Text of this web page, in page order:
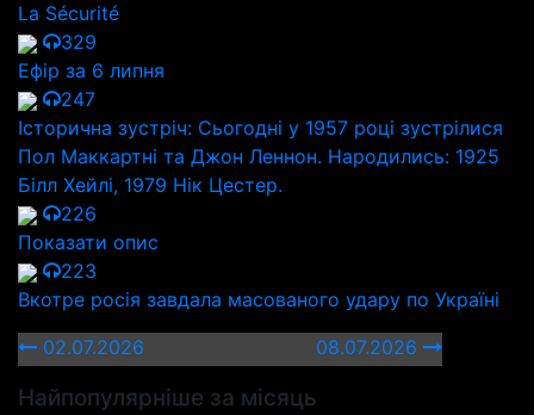
La Sécurité
329
Ефір за 6 липня
247
Історична зустріч: Сьогодні у 1957 році зустрілися
Пол Маккартні та Джон Леннон. Народились: 1925
Білл Хейлі, 1979 Нік Цестер.
226
Показати опис
223
Вкотре росія завдала масованого удару по Україні
02.07.2026
08.07.2026
Найпопулярніше за місяць